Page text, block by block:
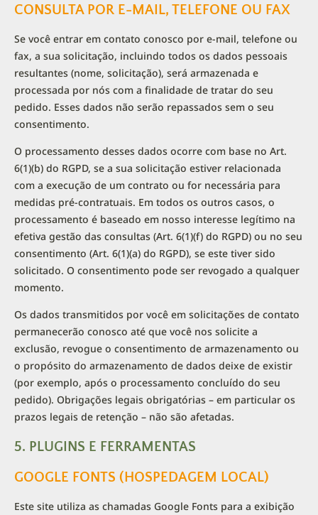
CONSULTA POR E-MAIL, TELEFONE OU FAX
Se você entrar em contato conosco por e-mail, telefone ou
fax, a sua solicitação, incluindo todos os dados pessoais
resultantes (nome, solicitação), será armazenada e
processada por nós com a finalidade de tratar do seu
pedido. Esses dados não serão repassados sem o seu
consentimento.
O processamento desses dados ocorre com base no Art.
6(1)(b) do RGPD, se a sua solicitação estiver relacionada
com a execução de um contrato ou for necessária para
medidas pré-contratuais. Em todos os outros casos, o
processamento é baseado em nosso interesse legítimo na
efetiva gestão das consultas (Art. 6(1)(f) do RGPD) ou no seu
consentimento (Art. 6(1)(a) do RGPD), se este tiver sido
solicitado. O consentimento pode ser revogado a qualquer
momento.
Os dados transmitidos por você em solicitações de contato
permanecerão conosco até que você nos solicite a
exclusão, revogue o consentimento de armazenamento ou
o propósito do armazenamento de dados deixe de existir
(por exemplo, após o processamento concluído do seu
pedido). Obrigações legais obrigatórias – em particular os
prazos legais de retenção – não são afetadas.
5. PLUGINS E FERRAMENTAS
GOOGLE FONTS (HOSPEDAGEM LOCAL)
Este site utiliza as chamadas Google Fonts para a exibição